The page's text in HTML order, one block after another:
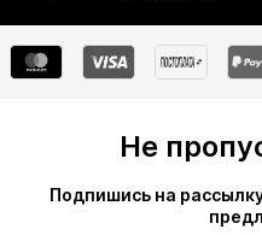
Не
Подпишись на